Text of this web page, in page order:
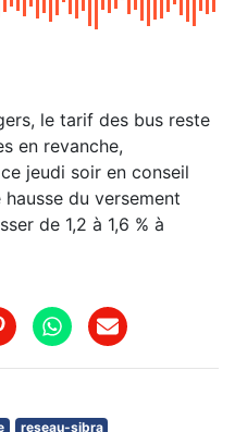
le tarif des bus reste
en revanche,
jeudi soir en conseil
du versement
de 1,2 à 1,6 % à
reseau-sibra